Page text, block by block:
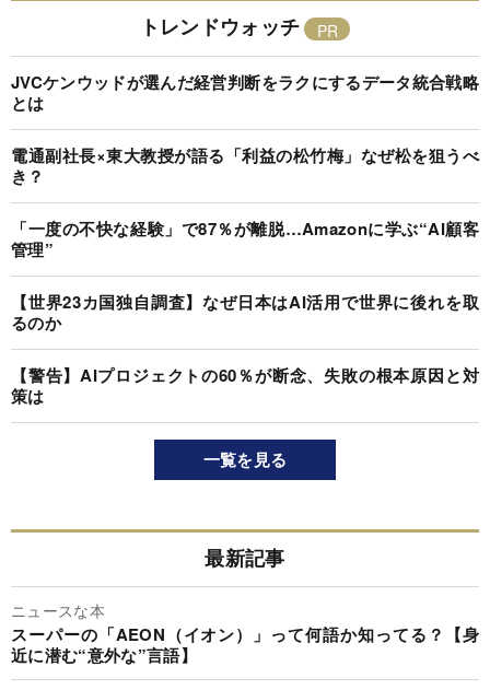
トレンドウォッチ
JVCケンウッドが選んだ経営判断をラクにするデータ統合戦略
とは
電通副社長×東大教授が語る「利益の松竹梅」なぜ松を狙うべ
き？
「一度の不快な経験」で87％が離脱…Amazonに学ぶ“AI顧客
管理”
【世界23カ国独自調査】なぜ日本はAI活用で世界に後れを取
るのか
【警告】AIプロジェクトの60％が断念、失敗の根本原因と対
策は
一覧を見る
最新記事
ニュースな本
スーパーの「AEON（イオン）」って何語か知ってる？【身
近に潜む“意外な”言語】